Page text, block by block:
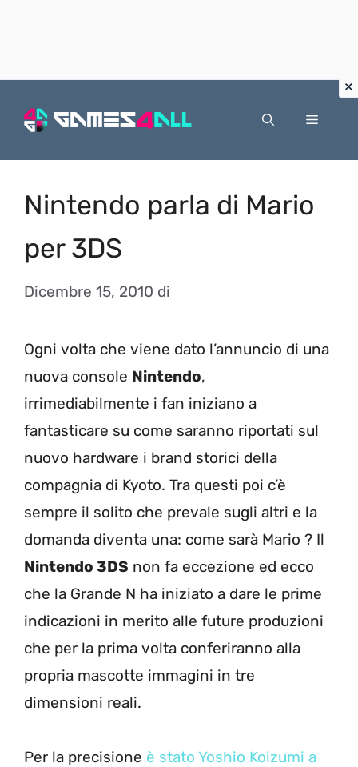
Menu
Nintendo parla di Mario
per 3DS
Dicembre 15, 2010 di
Ogni volta che viene dato l’annuncio di una
nuova console Nintendo,
irrimediabilmente i fan iniziano a
fantasticare su come saranno riportati sul
nuovo hardware i brand storici della
compagnia di Kyoto. Tra questi poi c’è
sempre il solito che prevale sugli altri e la
domanda diventa una: come sarà Mario ? Il
Nintendo 3DS non fa eccezione ed ecco
che la Grande N ha iniziato a dare le prime
indicazioni in merito alle future produzioni
che per la prima volta conferiranno alla
propria mascotte immagini in tre
dimensioni reali.
Per la precisione è stato Yoshio Koizumi a